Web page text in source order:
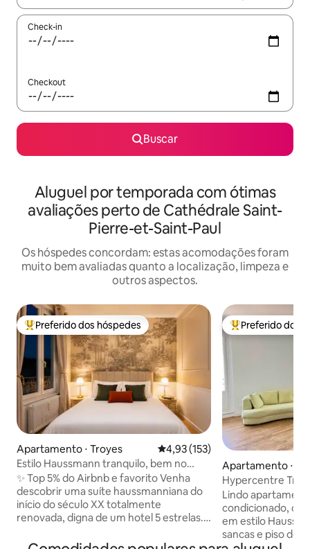
Check-in
Checkout
Buscar
Aluguel por temporada com ótimas
avaliações perto de Cathédrale Saint-
Pierre-et-Saint-Paul
Os hóspedes concordam: estas acomodações foram
muito bem avaliadas quanto a localização, limpeza e
outros aspectos.
Entre os melhores preferidos dos hóspedes
Preferido dos hóspedes
Apartamento ⋅ Troyes 4,93 de uma avaliação média de
4,93 (153)
Estilo Haussmann tranquilo, bem no
centro
✨ Top 5% do Airbnb e favorito Venha
descobrir uma suíte haussmanniana do
início do século XX totalmente
renovada, digna de um hotel 5 estrelas.
exclusivo, suas molduras, seu piso de
Entre os
Preferido dos
Apartamento ⋅
Hypercentre
banheiros – área
Lindo
condicionado,
em estilo
sancas e piso de